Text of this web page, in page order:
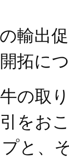
輸出
拓に
の取
をお
と、